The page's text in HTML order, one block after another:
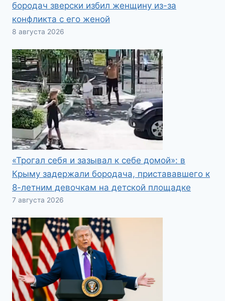
бородач зверски избил женщину из-за
конфликта с его женой
8 августа 2026
«Трогал себя и зазывал к себе домой»: в
Крыму задержали бородача, пристававшего к
8-летним девочкам на детской площадке
7 августа 2026